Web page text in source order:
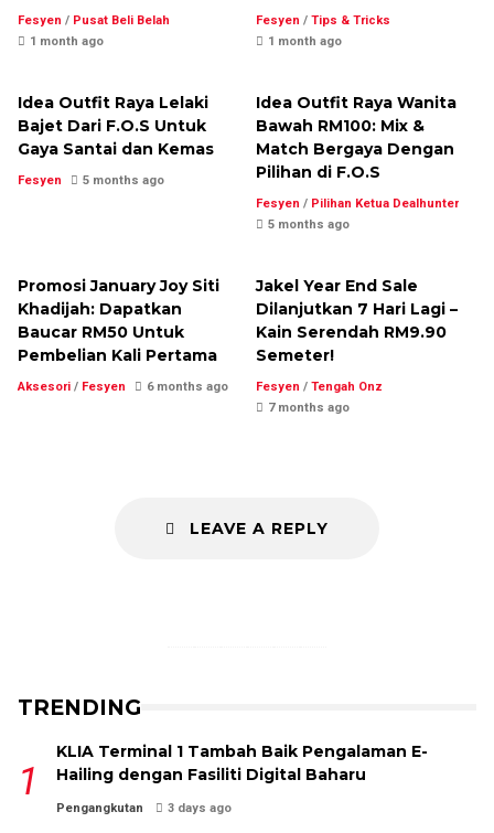
Fesyen / Pusat Beli Belah
1 month ago
Fesyen / Tips & Tricks
1 month ago
Idea Outfit Raya Lelaki
Bajet Dari F.O.S Untuk
Gaya Santai dan Kemas
Fesyen 5 months ago
Idea Outfit Raya Wanita
Bawah RM100: Mix &
Match Bergaya Dengan
Pilihan di F.O.S
Fesyen / Pilihan Ketua Dealhunter
5 months ago
Promosi January Joy Siti
Khadijah: Dapatkan
Baucar RM50 Untuk
Pembelian Kali Pertama
Aksesori / Fesyen 6 months ago
Jakel Year End Sale
Dilanjutkan 7 Hari Lagi –
Kain Serendah RM9.90
Semeter!
Fesyen / Tengah Onz
7 months ago
LEAVE A REPLY
TRENDING
KLIA Terminal 1 Tambah Baik Pengalaman E-
Hailing dengan Fasiliti Digital Baharu
Pengangkutan 3 days ago